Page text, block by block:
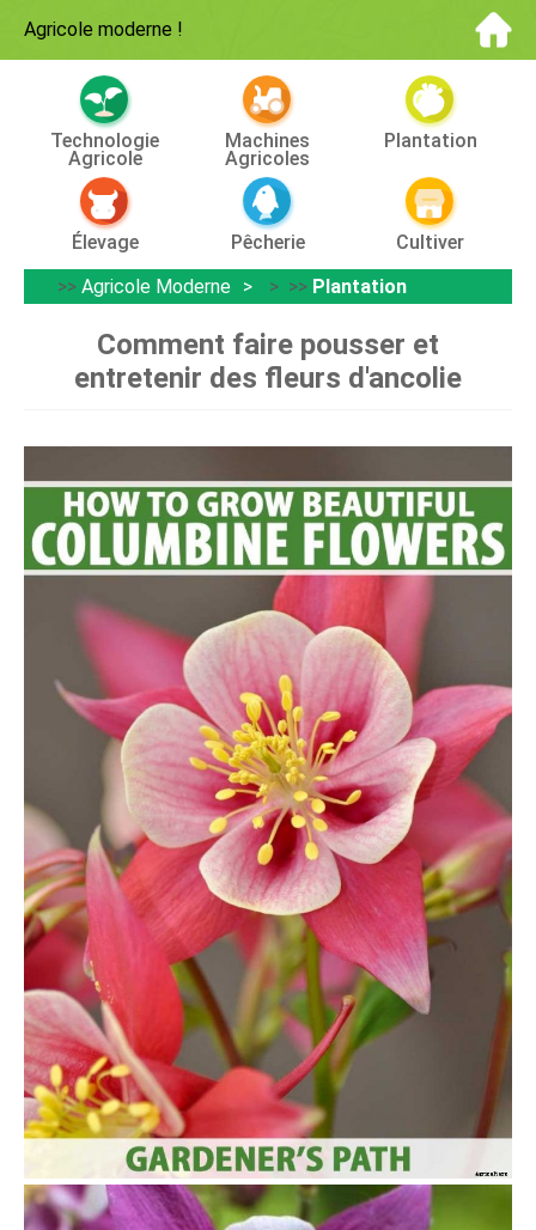
Agricole moderne !
Technologie
Agricole
Machines
Agricoles
Plantation
Élevage Pêcherie
Cultiver
>> Agricole Moderne > >> Plantation
Comment faire pousser et
entretenir des fleurs d'ancolie